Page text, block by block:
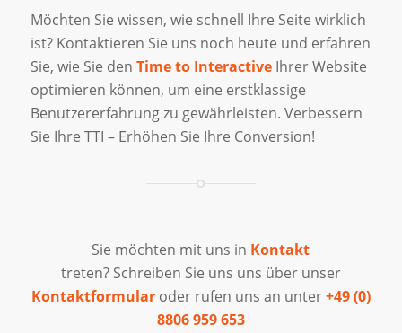
Möchten Sie wissen, wie schnell Ihre Seite wirklich
ist? Kontaktieren Sie uns noch heute und erfahren
Sie, wie Sie den Time to InteractiveIhrer Website
optimieren können, um eine erstklassige
Benutzererfahrung zu gewährleisten. Verbessern
Sie Ihre TTI – Erhöhen Sie Ihre Conversion!
Sie möchten mit uns in Kontakt
treten? Schreiben Sie uns uns über unser
Kontaktformular oder rufen uns an unter+49 (0)
8806 959 653